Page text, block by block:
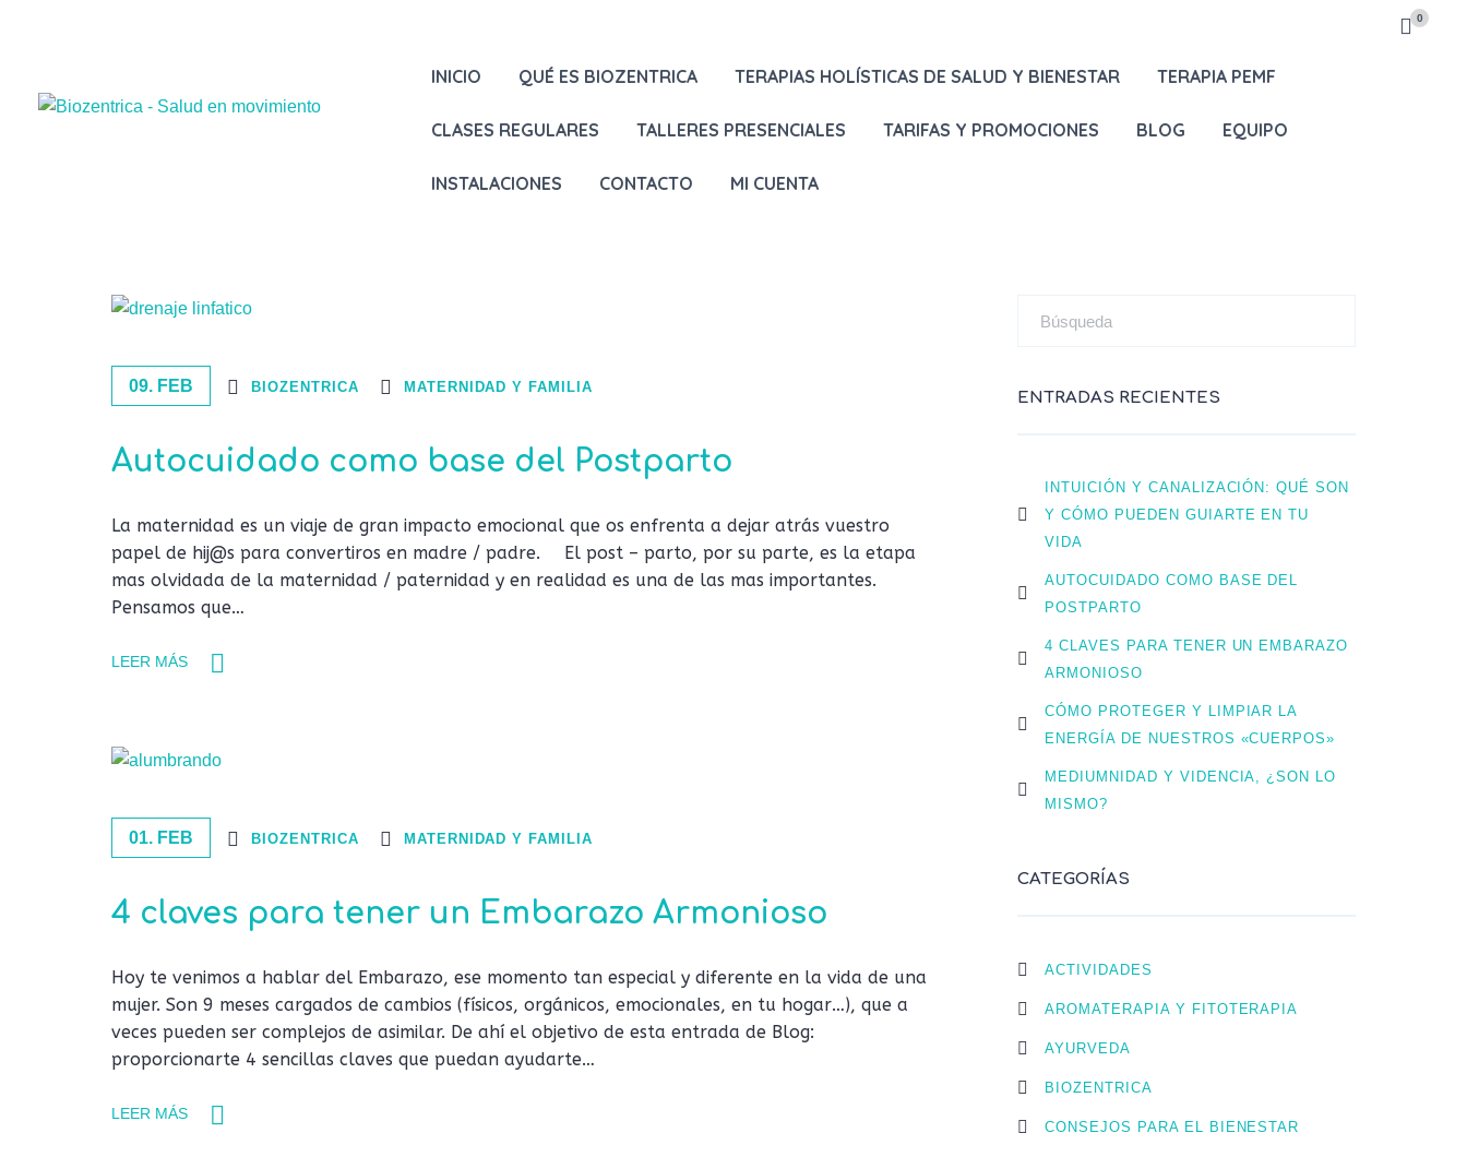
0
INICIO QUÉ ES BIOZENTRICA TERAPIAS HOLÍSTICAS DE SALUD Y BIENESTAR TERAPIA PEMF
CLASES REGULARES TALLERES PRESENCIALES TARIFAS Y PROMOCIONES BLOG EQUIPO
INSTALACIONES CONTACTO MI CUENTA
09. FEB BIOZENTRICA MATERNIDAD Y FAMILIA
Autocuidado como base del Postparto
La maternidad es un viaje de gran impacto emocional que os enfrenta a dejar atrás vuestro
papel de hij@s para convertiros en madre / padre. ⠀ El post – parto, por su parte, es la etapa
mas olvidada de la maternidad / paternidad y en realidad es una de las mas importantes. ⠀
Pensamos que…
LEER MÁS
01. FEB BIOZENTRICA MATERNIDAD Y FAMILIA
4 claves para tener un Embarazo Armonioso
Hoy te venimos a hablar del Embarazo, ese momento tan especial y diferente en la vida de una
mujer. Son 9 meses cargados de cambios (físicos, orgánicos, emocionales, en tu hogar…), que a
veces pueden ser complejos de asimilar. De ahí el objetivo de esta entrada de Blog:
proporcionarte 4 sencillas claves que puedan ayudarte…
LEER MÁS
ENTRADAS RECIENTES
INTUICIÓN Y CANALIZACIÓN: QUÉ SON
Y CÓMO PUEDEN GUIARTE EN TU
VIDA
AUTOCUIDADO COMO BASE DEL
POSTPARTO
4 CLAVES PARA TENER UN EMBARAZO
ARMONIOSO
CÓMO PROTEGER Y LIMPIAR LA
ENERGÍA DE NUESTROS «CUERPOS»
MEDIUMNIDAD Y VIDENCIA, ¿SON LO
MISMO?
CATEGORÍAS
ACTIVIDADES
AROMATERAPIA Y FITOTERAPIA
AYURVEDA
BIOZENTRICA
CONSEJOS PARA EL BIENESTAR